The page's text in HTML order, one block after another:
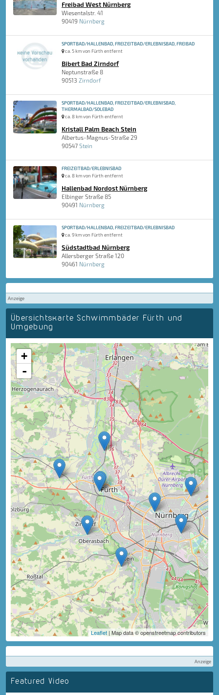
Freibad West Nürnberg
Wiesentalstr. 41
90419 Nürnberg
SPORTBAD/HALLENBAD, FREIZEITBAD/ERLEBNISBAD, FREIBAD
ca. 5 km von Fürth entfernt
Bibert Bad Zirndorf
Neptunstraße 8
90513 Zirndorf
SPORTBAD/HALLENBAD, FREIZEITBAD/ERLEBNISBAD,
THERMALBAD/SOLEBAD
ca. 8 km von Fürth entfernt
Kristall Palm Beach Stein
Albertus-Magnus-Straße 29
90547 Stein
FREIZEITBAD/ERLEBNISBAD
ca. 8 km von Fürth entfernt
Hallenbad Nordost Nürnberg
Elbinger Straße 85
90491 Nürnberg
SPORTBAD/HALLENBAD, FREIZEITBAD/ERLEBNISBAD
ca. 9 km von Fürth entfernt
Südstadtbad Nürnberg
Allersberger Straße 120
90461 Nürnberg
Anzeige
Übersichtskarte Schwimmbäder Fürth und
Umgebung
+
-
Leaflet | Map data © openstreetmap contributors
Anzeige
Featured Video